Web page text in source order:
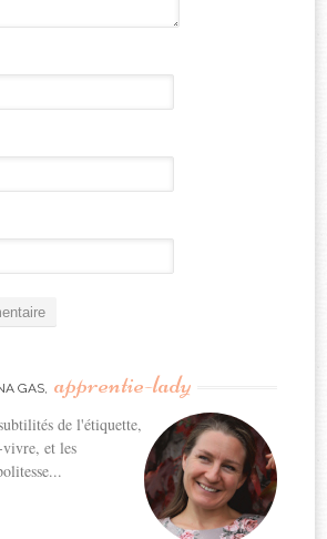
GAS, apprentie-lady
de l'étiquette,
vivre, et les